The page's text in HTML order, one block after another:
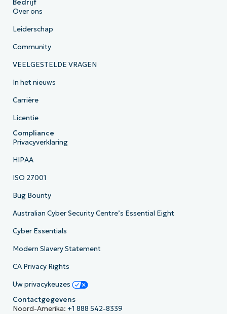
Bedrijf
Over ons
Leiderschap
Community
VEELGESTELDE VRAGEN
In het nieuws
Carrière
Licentie
Compliance
Privacyverklaring
HIPAA
ISO 27001
Bug Bounty
Australian Cyber Security Centre’s Essential Eight
Cyber Essentials
Modern Slavery Statement
CA Privacy Rights
Uw privacykeuzes
Contactgegevens
Noord-Amerika: +1 888 542-8339